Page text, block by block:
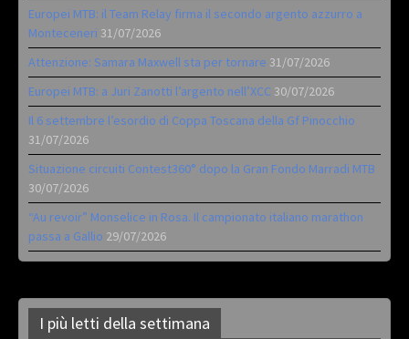
Europei MTB: il Team Relay firma il secondo argento azzurro a
Monteceneri 31/07/2026
Attenzione: Samara Maxwell sta per tornare 31/07/2026
Europei MTB: a Juri Zanotti l’argento nell’XCC 30/07/2026
Il 6 settembre l’esordio di Coppa Toscana della Gf Pinocchio
31/07/2026
Situazione circuiti Contest360° dopo la Gran Fondo Marradi MTB
30/07/2026
“Au revoir” Monselice in Rosa. Il campionato italiano marathon
passa a Gallio 29/07/2026
I più letti della settimana